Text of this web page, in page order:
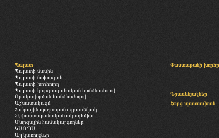
Պալատ
Պալատի մասին
Պալատի նախագահ
Պալատի խորհուրդ
Պալատի կարգապահական հանձնաժողով
Որակավորման հանձնաժողով
Աշխատակազմ
Հանրային պաշտպանի գրասենյակ
ՀՀ փաստաբանական ակադեմիա
Մարզային համակարգողներ
ԿԱՌՊԱ
Այլ կառույցներ
Փաստաբանի
Գրասենյակներ
Հարց-պատասխան